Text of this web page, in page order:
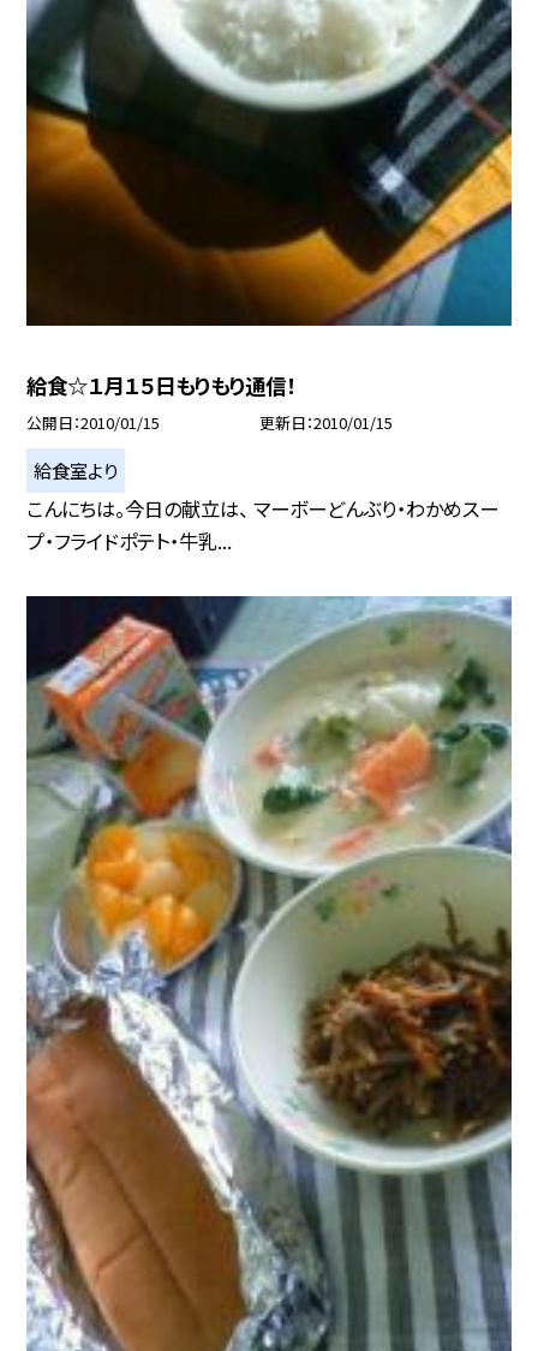
給食☆１月１５日もりもり通信！
公開日 2010/01/15 更新日 2010/01/15
給食室より
こんにちは。今日の献立は、 マーボーどんぶり・わかめスー
プ・フライドポテト・牛乳...